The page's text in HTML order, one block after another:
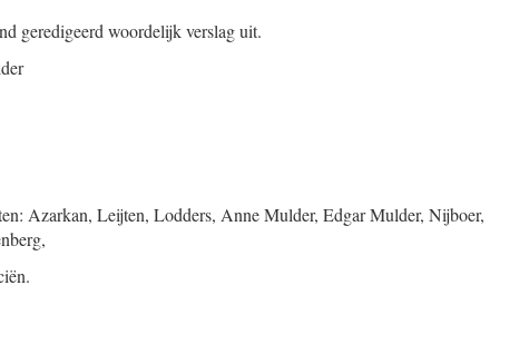
geredigeerd woordelijk verslag uit.
Azarkan, Leijten, Lodders, Anne Mulder, Edgar Mulder, Nijboer,